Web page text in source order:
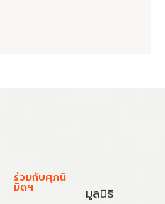
ร่วมกับศุภนิ
มิตฯ
มูลนิธิ